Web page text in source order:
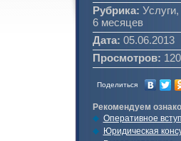
Рубрика:
6 месяцев
Дата: 05.06.2013
Просмотров:
Поделиться
Рекомендуем
Оперативное
Юридическая